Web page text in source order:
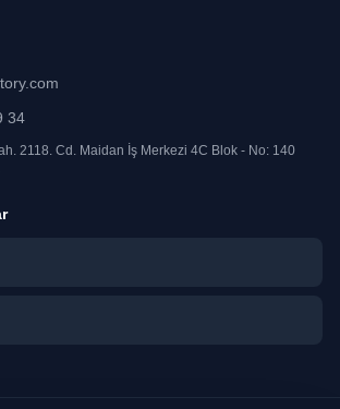
34
2118. Cd. Maidan İş Merkezi 4C Blok - No: 140